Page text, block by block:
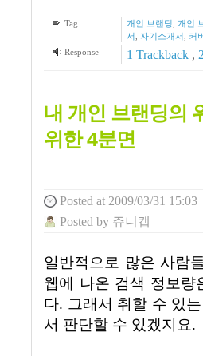
Tag 개인 브랜딩 개인
서
자기소개서
커
Response
1 Trackback ,
내 개인 브랜딩의
위한 4분면
Posted at 2009/03/31 15:03
Posted by 쥬니캡
일반적으로 많은 사람
웹에 나온 검색 정보량
다. 그래서 취할 수 있
서 판단할 수 있겠지요.